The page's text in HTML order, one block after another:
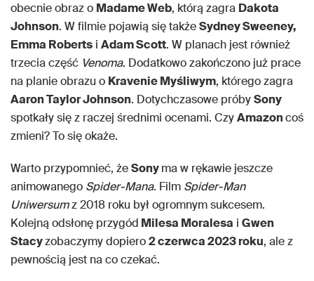
obecnie obraz o Madame Web, którą zagra Dakota
Johnson. W filmie pojawią się takżeSydney Sweeney,
Emma Roberts i Adam Scott. W planach jest również
trzecia część Venoma. Dodatkowo zakończono już prace
na planie obrazu o Kravenie Myśliwym, którego zagra
Aaron Taylor Johnson. Dotychczasowe próbySony
spotkały się z raczej średnimi ocenami. CzyAmazoncoś
zmieni? To się okaże.
Warto przypomnieć, żeSonyma w rękawie jeszcze
animowanego Spider-Mana. Film Spider-Man
Uniwersumz 2018 roku był ogromnym sukcesem.
Kolejną odsłonę przygód Milesa Moralesa i Gwen
Stacyzobaczymy dopiero2 czerwca 2023 roku, ale z
pewnością jest na co czekać.